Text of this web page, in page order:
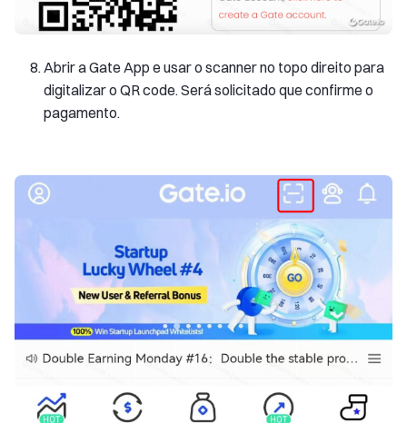
Abrir a Gate App e usar o scanner no topo direito para
digitalizar o QR code. Será solicitado que confirme o
pagamento.